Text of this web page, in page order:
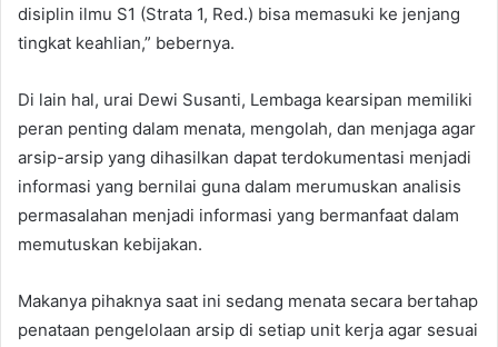
disiplin ilmu S1 (Strata 1, Red.) bisa memasuki ke jenjang
tingkat keahlian,” bebernya.
Di lain hal, urai Dewi Susanti, Lembaga kearsipan memiliki
peran penting dalam menata, mengolah, dan menjaga agar
arsip-arsip yang dihasilkan dapat terdokumentasi menjadi
informasi yang bernilai guna dalam merumuskan analisis
permasalahan menjadi informasi yang bermanfaat dalam
memutuskan kebijakan.
Makanya pihaknya saat ini sedang menata secara bertahap
penataan pengelolaan arsip di setiap unit kerja agar sesuai